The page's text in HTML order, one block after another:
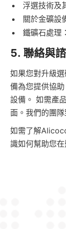
浮選技術及
關於金礦設
鐵礦石處理
如果您對升級
備為您提供協
設備。 如需產
如需了解